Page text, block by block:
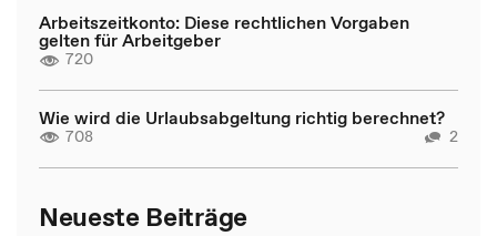
Arbeitszeitkonto: Diese rechtlichen Vorgaben
gelten für Arbeitgeber
720
Wie wird die Urlaubsabgeltung richtig berechnet?
708 2
Neueste Beiträge